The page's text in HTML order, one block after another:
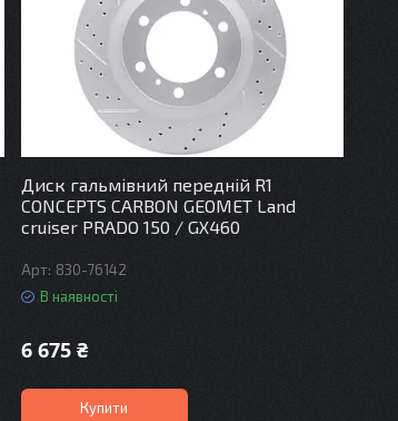
Диск гальмівний передній R1
CONCEPTS CARBON GEOMET Land
cruiser PRADO 150 / GX460
830-76142
В наявності
6 675 ₴
Купити